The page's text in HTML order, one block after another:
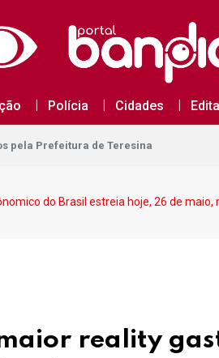
Polícia Cidades
pela Prefeitura de Teresina
pela Prefeitura de Teresina
do Brasil estreia hoje, 26 de
reality